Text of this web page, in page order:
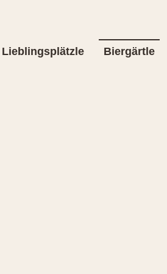
Lieblingsplätzle Biergärtle